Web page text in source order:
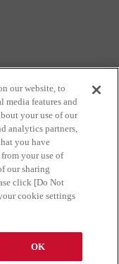
reserved.
our website, to
media features and
your use of our
analytics partners,
you have
your use of
our sharing
click [Do Not
cookie settings
OK